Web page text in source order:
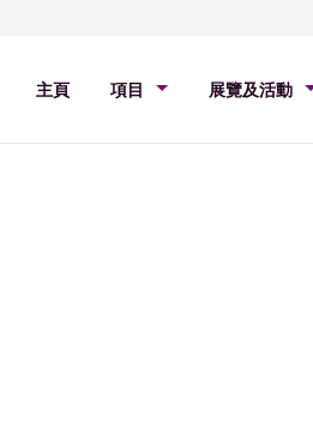
主頁 項目 展覽及活動